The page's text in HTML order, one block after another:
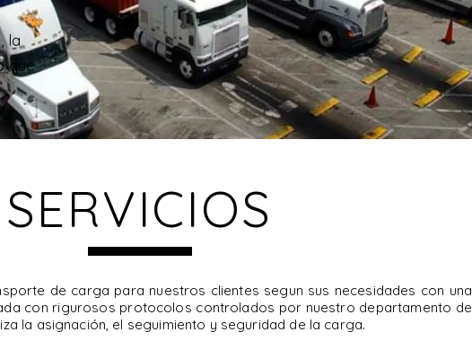
la
que
SERVICIOS
de carga para nuestros clientes segun sus necesidades con una
con rigurosos protocolos controlados por nuestro departamento de
la asignación, el seguimiento y seguridad de la carga.